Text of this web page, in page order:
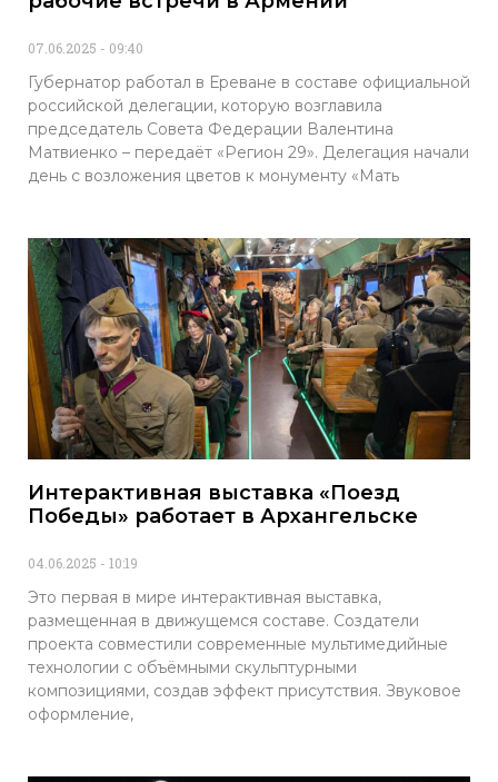
07.06.2025 09:40
Губернатор работал в Ереване в составе официальной
российской делегации, которую возглавила
председатель Совета Федерации Валентина
Матвиенко – передаёт «Регион 29». Делегация начали
день с возложения цветов к монументу «Мать
Интерактивная выставка «Поезд
Победы» работает в Архангельске
04.06.2025 10:19
Это первая в мире интерактивная выставка,
размещенная в движущемся составе. Создатели
проекта совместили современные мультимедийные
технологии с объёмными скульптурными
композициями, создав эффект присутствия. Звуковое
оформление,